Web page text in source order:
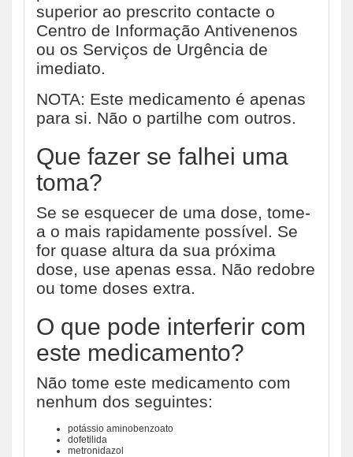
superior ao prescrito contacte o
Centro de Informação Antivenenos
ou os Serviços de Urgência de
imediato.
NOTA: Este medicamento é apenas
para si. Não o partilhe com outros.
Que fazer se falhei uma
toma?
Se se esquecer de uma dose, tome-
a o mais rapidamente possível. Se
for quase altura da sua próxima
dose, use apenas essa. Não redobre
ou tome doses extra.
O que pode interferir com
este medicamento?
Não tome este medicamento com
nenhum dos seguintes:
potássio aminobenzoato
dofetilida
metronidazol